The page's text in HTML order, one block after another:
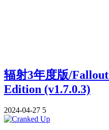
辐射3年度版/
Edition (v1.7.0.3)
2024-04-27 5